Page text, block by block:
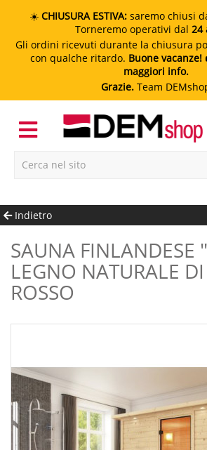
☀️ CHIUSURA ESTIVA: saremo chiusi
Torneremo operativi dal 24
Gli ordini ricevuti durante la chiusura
con qualche ritardo. Buone vacanze!
maggiori info.
Grazie. Team
Indietro
SAUNA FINLANDESE "SIRIA" IN
LEGNO NATURALE
ROSSO